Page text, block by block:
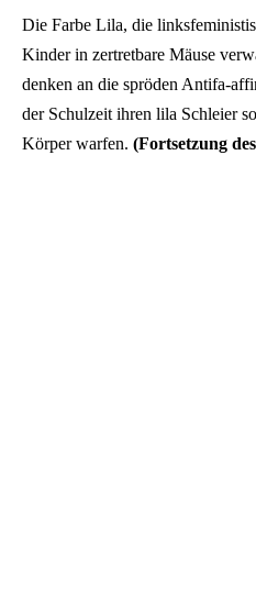
Die Farbe Lila, die
Kinder in zertretbare Mäuse
denken an die spröden Antifa-
der Schulzeit ihren lila Schleier
Körper warfen. (Fortsetzung